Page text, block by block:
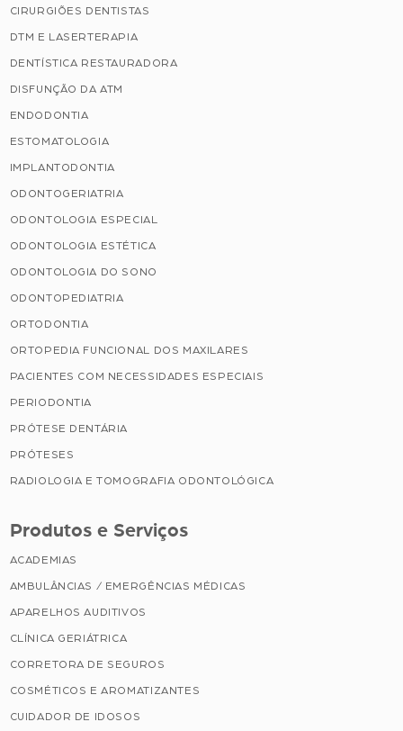
CIRURGIÕES DENTISTAS
DTM E LASERTERAPIA
DENTÍSTICA RESTAURADORA
DISFUNÇÃO DA ATM
ENDODONTIA
ESTOMATOLOGIA
IMPLANTODONTIA
ODONTOGERIATRIA
ODONTOLOGIA ESPECIAL
ODONTOLOGIA ESTÉTICA
ODONTOLOGIA DO SONO
ODONTOPEDIATRIA
ORTODONTIA
ORTOPEDIA FUNCIONAL DOS MAXILARES
PACIENTES COM NECESSIDADES ESPECIAIS
PERIODONTIA
PRÓTESE DENTÁRIA
PRÓTESES
RADIOLOGIA E TOMOGRAFIA ODONTOLÓGICA
Produtos e Serviços
ACADEMIAS
AMBULÂNCIAS / EMERGÊNCIAS MÉDICAS
APARELHOS AUDITIVOS
CLÍNICA GERIÁTRICA
CORRETORA DE SEGUROS
COSMÉTICOS E AROMATIZANTES
CUIDADOR DE IDOSOS